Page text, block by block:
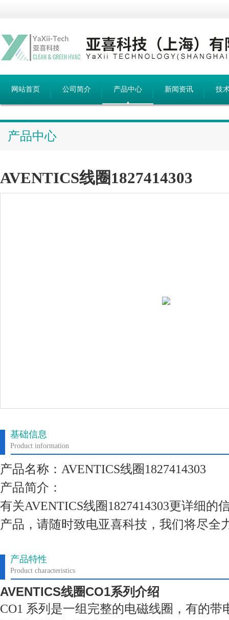
网站首页 公司简介 产品中心 新闻资讯 技
产品中心
AVENTICS线圈1827414303
基础信息
Product information
产品名称：AVENTICS线圈1827414303
产品简介：
有关AVENTICS线圈1827414303更详细的
产品，请随时致电亚喜科技，我们将尽全
产品特性
Product characteristics
AVENTICS线圈CO1系列介绍
CO1 系列是一组完整的电磁线圈，有的带